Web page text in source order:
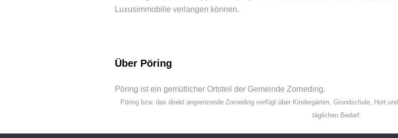
Luxusimmobilie verlangen können.
Über Pöring
Pöring ist ein gemütlicher Ortsteil der Gemeinde Zorneding.
Pöring bzw. das direkt angrenzende Zorneding verfügt über Kindergärten, Grundschule, Hort
täglichen Bedarf.
BEWERTUNGEN